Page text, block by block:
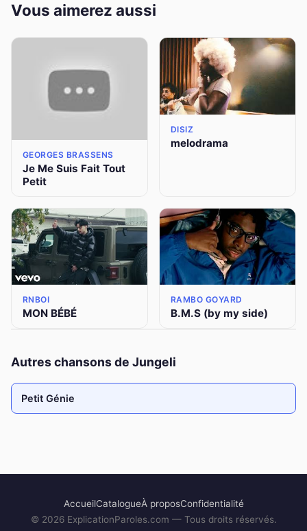
Vous aimerez aussi
GEORGES BRASSENS
Je Me Suis Fait Tout
Petit
DISIZ
melodrama
RNBOI
MON BÉBÉ
RAMBO GOYARD
B.M.S (by my side)
Autres chansons de Jungeli
Petit Génie
AccueilCatalogueÀ proposConfidentialité
© 2026ExplicationParoles.com — Tous droits réservés.